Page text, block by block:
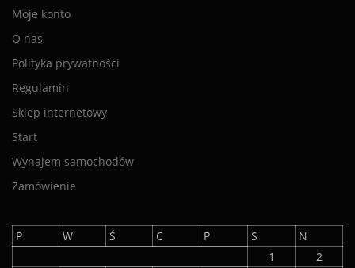
Moje konto
O nas
Polityka prywatności
Regulamin
Sklep internetowy
Start
Wynajem samochodów
Zamówienie
P W Ś C P S
N
1
2